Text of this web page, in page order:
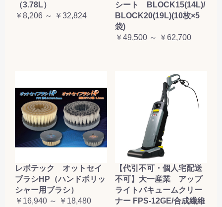
（3.78L）
￥8,206 ～ ￥32,824
シート BLOCK15(14L)/
BLOCK20(19L)(10枚×5
袋)
￥49,500 ～ ￥62,700
レボテック オットセイ
ブラシHP（ハンドポリッ
シャー用ブラシ）
￥16,940 ～ ￥18,480
【代引不可・個人宅配送
不可】大一産業 アップ
ライトバキュームクリー
ナー FPS-12GE/合成繊維